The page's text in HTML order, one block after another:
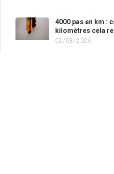
4000 pas en km :
kilomètres cela
02/08/2026